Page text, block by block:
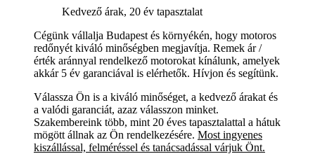
Kedvező árak, 20 év tapasztalat
Cégünk vállalja Budapest és környékén, hogy motoros
redőnyét kiváló minőségben megjavítja. Remek ár /
érték aránnyal rendelkező motorokat kínálunk, amelyek
akkár 5 év garanciával is elérhetők. Hívjon és segítünk.
Válassza Ön is a kiváló minőséget, a kedvező árakat és
a valódi garanciát, azaz válasszon minket.
Szakembereink több, mint 20 éves tapasztalattal a hátuk
mögött állnak az Ön rendelkezésére. Most ingyenes
kiszállással, felméréssel és tanácsadással várjuk Önt.